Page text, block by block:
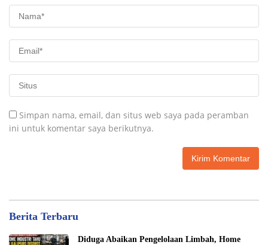
Simpan nama, email, dan situs web saya pada peramban
ini untuk komentar saya berikutnya.
Berita Terbaru
Diduga Abaikan Pengelolaan Limbah, Home